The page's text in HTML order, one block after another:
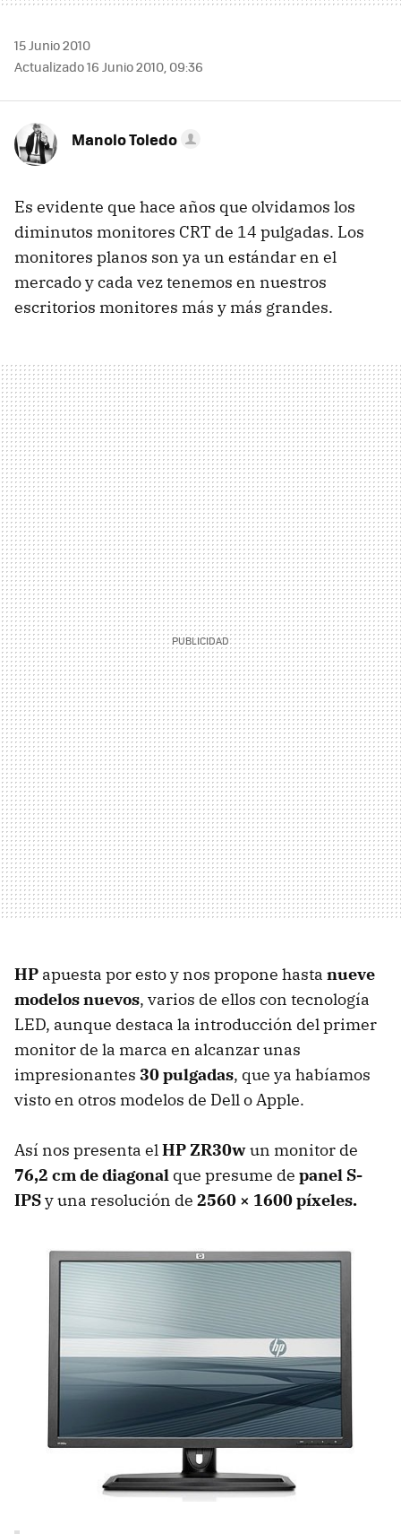
15 Junio 2010
Actualizado 16 Junio 2010, 09:36
Manolo Toledo
Es evidente que hace años que olvidamos los
diminutos monitores CRT de 14 pulgadas. Los
monitores planos son ya un estándar en el
mercado y cada vez tenemos en nuestros
escritorios monitores más y más grandes.
HP apuesta por esto y nos propone hasta nueve
modelos nuevos, varios de ellos con tecnología
LED, aunque destaca la introducción del primer
monitor de la marca en alcanzar unas
impresionantes 30 pulgadas, que ya habíamos
visto en otros modelos de Dell o Apple.
Así nos presenta elHP ZR30wun monitor de
76,2 cm de diagonal que presume de panel S-
IPSy una resolución de 2560 × 1600 píxeles.